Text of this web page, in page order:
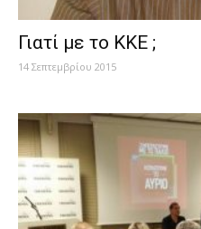
Γιατί με το ΚΚΕ ;
14 Σεπτεμβρίου 2015